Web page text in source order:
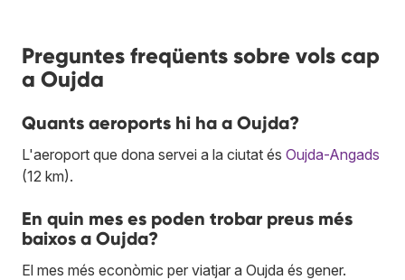
Preguntes freqüents sobre vols cap
a Oujda
Quants aeroports hi ha a Oujda?
L'aeroport que dona servei a la ciutat és Oujda-Angads
(12 km).
En quin mes es poden trobar preus més
baixos a Oujda?
El mes més econòmic per viatjar a Oujda és gener.